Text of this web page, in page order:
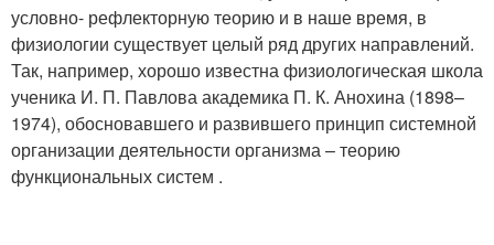
условно- рефлекторную теорию и в наше время, в
физиологии существует целый ряд других направлений.
Так, например, хорошо известна физиологическая школа
ученика И. П. Павлова академика П. К. Анохина (1898–
1974), обосновавшего и развившего принцип системной
организации деятельности организма – теорию
функциональных систем .